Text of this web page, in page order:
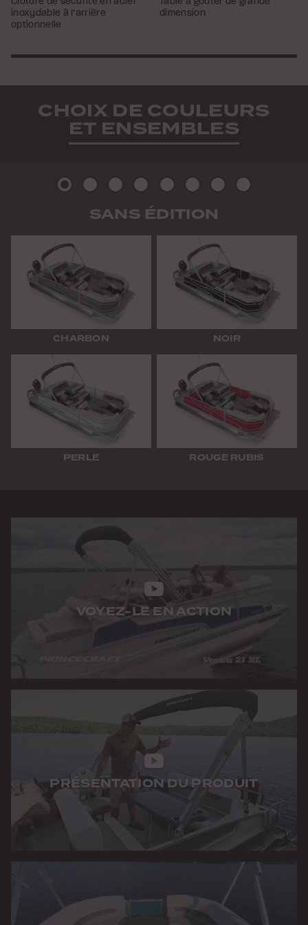
inoxydable à l’arrière
optionnelle
dimension
CHOIX DE COULEURS
ET ENSEMBLES
3
4
5
6
7
8
SANS ÉDITION
CHARBON NOIR
PERLE ROUGE RUBIS
VOYEZ-LE EN ACTION
PRÉSENTATION DU PRODUIT